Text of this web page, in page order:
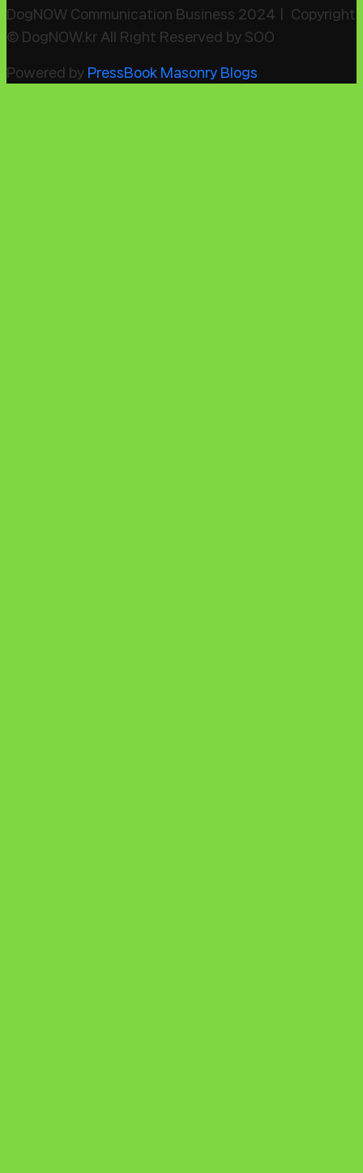
DogNOW Communication Business 2024ㅣ Copyright
© DogNOW.kr All Right Reserved by SOO
Powered by PressBook Masonry Blogs